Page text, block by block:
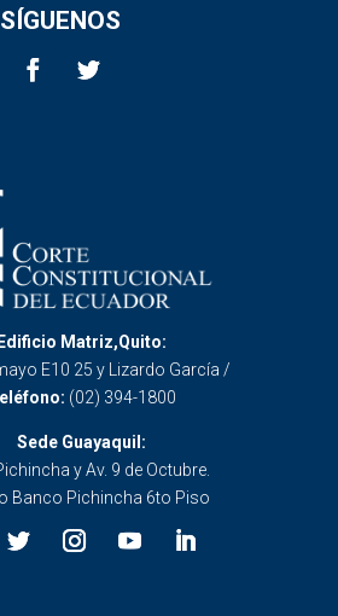
SÍGUENOS
Edificio Matriz,Quito:
E10 25 y Lizardo García /
(02) 394-1800
Sede Guayaquil:
y Av. 9 de Octubre.
Banco Pichincha 6to Piso